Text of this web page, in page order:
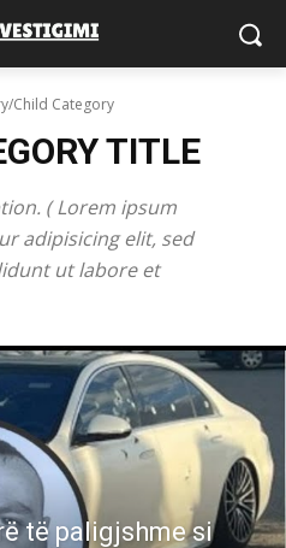
Child Category
TITLE
( Lorem ipsum
adipisicing elit, sed
ut labore et
të paligjshme si